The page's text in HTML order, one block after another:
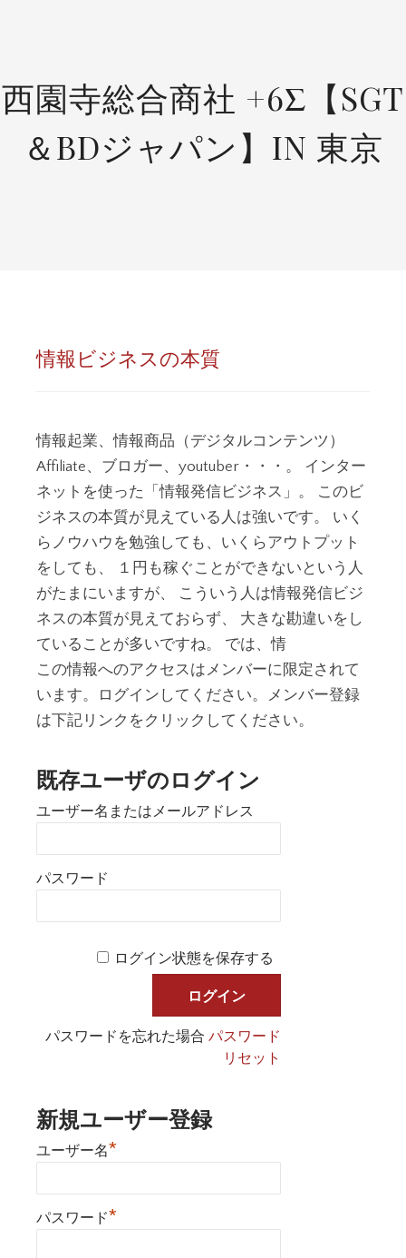
西園寺総合商社 +6Σ【SGT
＆BDジャパン】IN 東京
情報ビジネスの本質
情報起業、情報商品（デジタルコンテンツ）
Affiliate、ブロガー、youtuber・・・。 インター
ネットを使った「情報発信ビジネス」。 このビ
ジネスの本質が見えている人は強いです。 いく
らノウハウを勉強しても、いくらアウトプット
をしても、 １円も稼ぐことができないという人
がたまにいますが、 こういう人は情報発信ビジ
ネスの本質が見えておらず、 大きな勘違いをし
ていることが多いですね。 では、情
この情報へのアクセスはメンバーに限定されて
います。ログインしてください。メンバー登録
は下記リンクをクリックしてください。
既存ユーザのログイン
ユーザー名またはメールアドレス
パスワード
ログイン状態を保存する
パスワードを忘れた場合パスワード
リセット
新規ユーザー登録
ユーザー名*
パスワード*